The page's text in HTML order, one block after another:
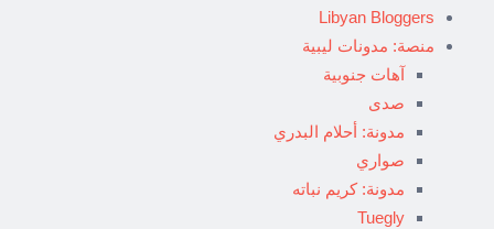
Libyan Bloggers
منصة: مدونات ليبية
آهات جنوبية
صدى
مدونة: أحلام البدري
صواري
مدونة: كريم نباته
Tuegly